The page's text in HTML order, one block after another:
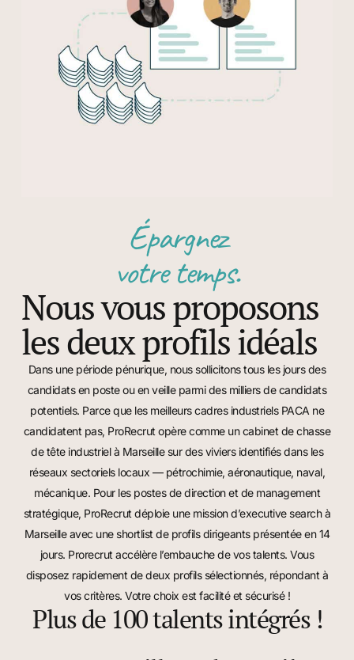
Épargnez
votre temps.
Nous vous proposons
les deux profils idéals
Dans une période pénurique, nous sollicitons tous les jours des
candidats en poste ou en veille parmi des milliers de candidats
potentiels. Parce que les meilleurs cadres industriels PACA ne
candidatent pas, ProRecrut opère comme uncabinet de chasse
de tête industriel à Marseillesur des viviers identifiés dans les
réseaux sectoriels locaux — pétrochimie, aéronautique, naval,
mécanique. Pour les postes de direction et de management
stratégique, ProRecrut déploie une mission d’executive search à
Marseilleavec une shortlist de profils dirigeants présentée en 14
jours. Prorecrut accélère l’embauche de vos talents. Vous
disposez rapidement de deux profils sélectionnés, répondant à
vos critères. Votre choix est facilité et sécurisé !
Plus de 100 talents intégrés !